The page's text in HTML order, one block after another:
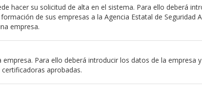
hacer su solicitud de alta en el sistema. Para ello deberá
de sus empresas a la Agencia Estatal de Seguridad
empresa.
Para ello deberá introducir los datos de la empresa
aprobadas.